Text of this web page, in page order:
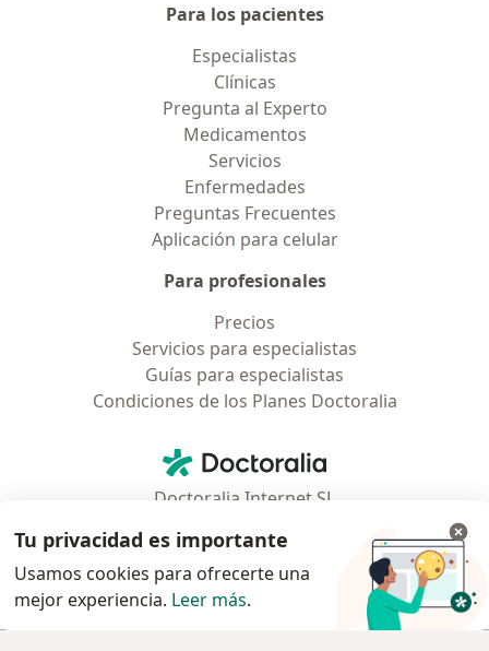
Para los pacientes
Especialistas
Clínicas
Pregunta al Experto
Medicamentos
Servicios
Enfermedades
Preguntas Frecuentes
Aplicación para celular
Para profesionales
Precios
Servicios para especialistas
Guías para especialistas
Condiciones de los Planes Doctoralia
Doctoralia - Página de inicio
Doctoralia Internet SL
08019 Barcelona, Spain
Tu privacidad es importante
Usamos cookies para ofrecerte una
mejor experiencia. Leer más.